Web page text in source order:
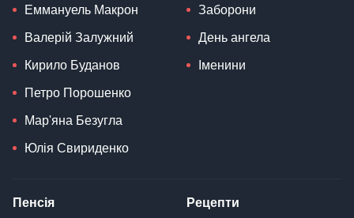
Еммануель Макрон
Валерій Залужний
Кирило Буданов
Петро Порошенко
Мар'яна Безугла
Юлія Свириденко
Заборони
День ангела
Іменини
Пенсія Рецепти